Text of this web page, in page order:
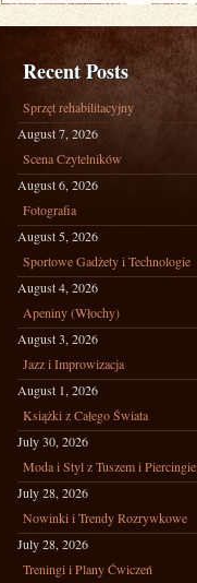
Recent Posts
Sprzęt rehabilitacyjny
August 7, 2026
Scena Czytelników
August 6, 2026
Fotografia
August 5, 2026
Sportowe Gadżety i Technologie
August 4, 2026
Apeniny (Włochy)
August 3, 2026
Jazz i Improwizacja
August 1, 2026
Książki z Całego Świata
July 30, 2026
Moda i Styl z Tuszem i
July 28, 2026
Nowinki i Trendy Rozrywkowe
July 28, 2026
Treningi i Plany Ćwiczeń